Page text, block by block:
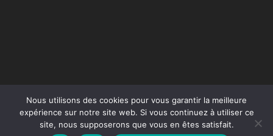
Nous utilisons des cookies pour vous garantir la meilleure
expérience sur notre site web. Si vous continuez à utiliser ce
site, nous supposerons que vous en êtes satisfait.